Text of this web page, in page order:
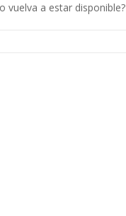
vuelva a estar disponible?